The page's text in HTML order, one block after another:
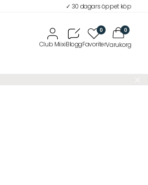
✓ 30 dagars öppet köp
0 0